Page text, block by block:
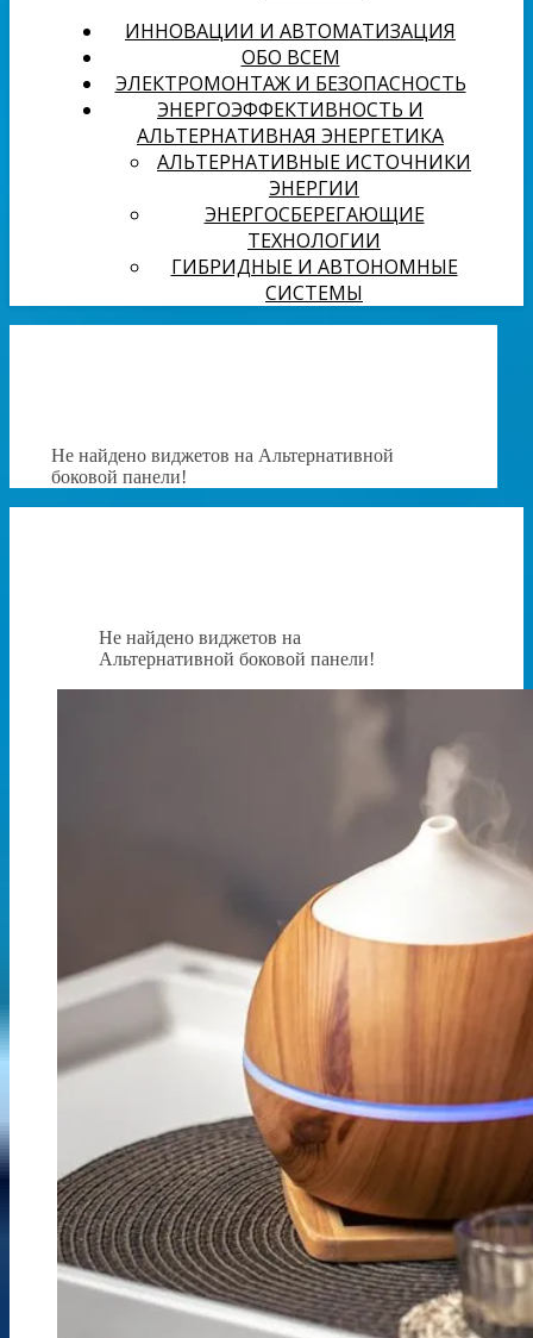
ИННОВАЦИИ И АВТОМАТИЗАЦИЯ
ОБО ВСЕМ
ЭЛЕКТРОМОНТАЖ И БЕЗОПАСНОСТЬ
ЭНЕРГОЭФФЕКТИВНОСТЬ И
АЛЬТЕРНАТИВНАЯ ЭНЕРГЕТИКА
АЛЬТЕРНАТИВНЫЕ ИСТОЧНИКИ
ЭНЕРГИИ
ЭНЕРГОСБЕРЕГАЮЩИЕ
ТЕХНОЛОГИИ
ГИБРИДНЫЕ И АВТОНОМНЫЕ
СИСТЕМЫ
Не найдено виджетов на Альтернативной
боковой панели!
Не найдено виджетов на
Альтернативной боковой панели!